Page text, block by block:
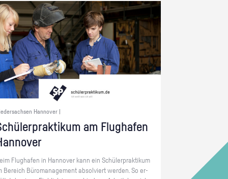
Hannover |
am Flug­ha­fen
Flug­ha­fen in Han­no­ver kann ein Schü­ler­prak­ti­kum
Be­reich Bü­ro­ma­nage­ment ab­sol­viert wer­den. So er­